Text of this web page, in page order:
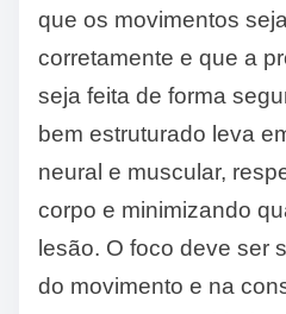
que os movimentos
corretamente e que a
seja feita de forma
bem estruturado leva
neural e muscular,
corpo e minimizando
lesão. O foco deve ser
do movimento e na